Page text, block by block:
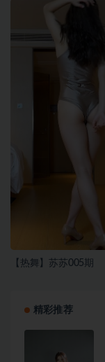
【热舞】苏苏005期
精彩推荐